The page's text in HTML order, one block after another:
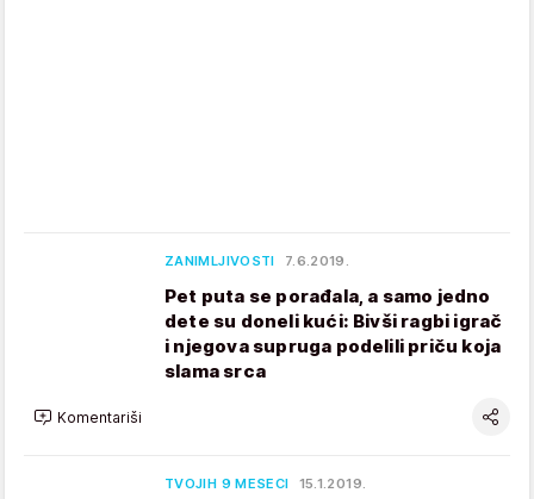
ZANIMLJIVOSTI 7.6.2019.
Pet puta se porađala, a samo jedno
dete su doneli kući: Bivši ragbi igrač
i njegova supruga podelili priču koja
slama srca
Komentariši
TVOJIH 9 MESECI 15.1.2019.